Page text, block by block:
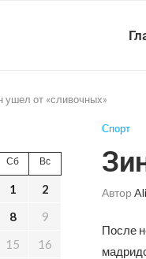
ушел от «сливочных»
Спорт
Автор
После
Сб Вс
1
2
8
9
15
16